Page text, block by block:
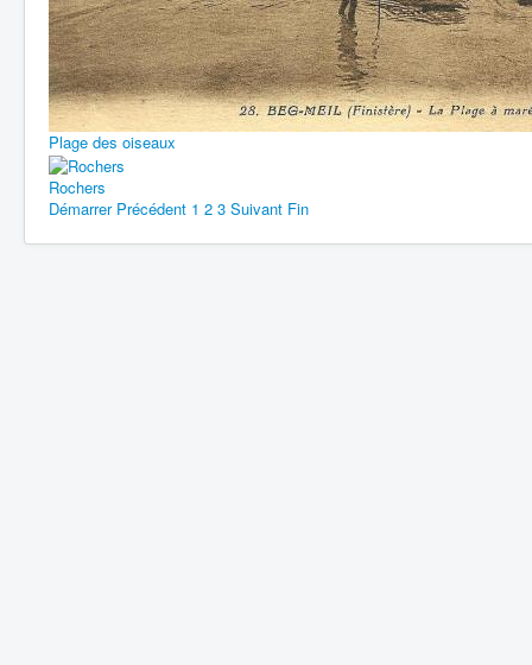
Plage des oiseaux
Rochers
Démarrer Précédent 1 2 3 Suivant Fin